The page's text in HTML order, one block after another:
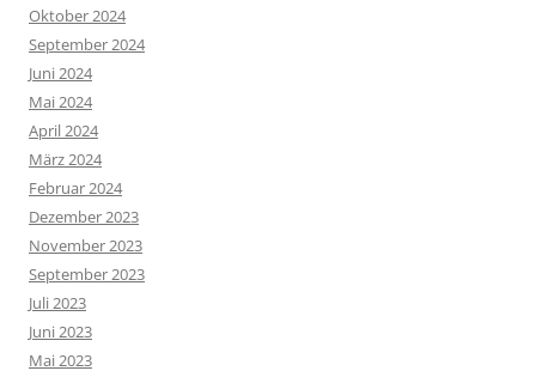
Oktober 2024
September 2024
Juni 2024
Mai 2024
April 2024
März 2024
Februar 2024
Dezember 2023
November 2023
September 2023
Juli 2023
Juni 2023
Mai 2023